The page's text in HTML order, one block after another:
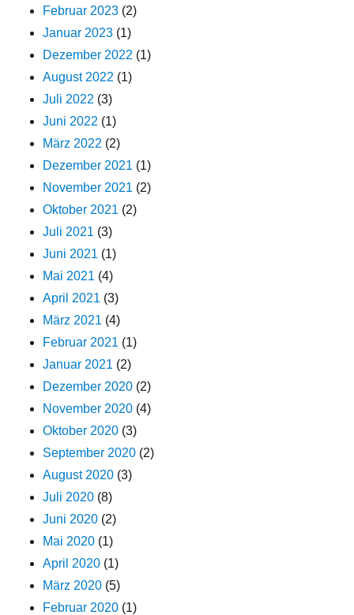
Februar 2023 (2)
Januar 2023 (1)
Dezember 2022 (1)
August 2022 (1)
Juli 2022 (3)
Juni 2022 (1)
März 2022 (2)
Dezember 2021 (1)
November 2021 (2)
Oktober 2021 (2)
Juli 2021 (3)
Juni 2021 (1)
Mai 2021 (4)
April 2021 (3)
März 2021 (4)
Februar 2021 (1)
Januar 2021 (2)
Dezember 2020 (2)
November 2020 (4)
Oktober 2020 (3)
September 2020 (2)
August 2020 (3)
Juli 2020 (8)
Juni 2020 (2)
Mai 2020 (1)
April 2020 (1)
März 2020 (5)
Februar 2020 (1)